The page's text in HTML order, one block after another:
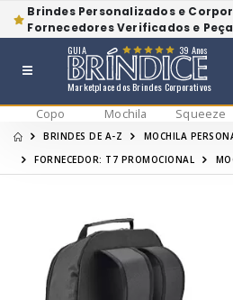
Brindes Personalizados e
Fornecedores Verificados e
Marketplace dos Brindes Corporativos
GUIA 39 Anos
Copo Mochila Squeeze
BRINDES DE A-Z
MOCHILA
FORNECEDOR: T7 PROMOCIONAL